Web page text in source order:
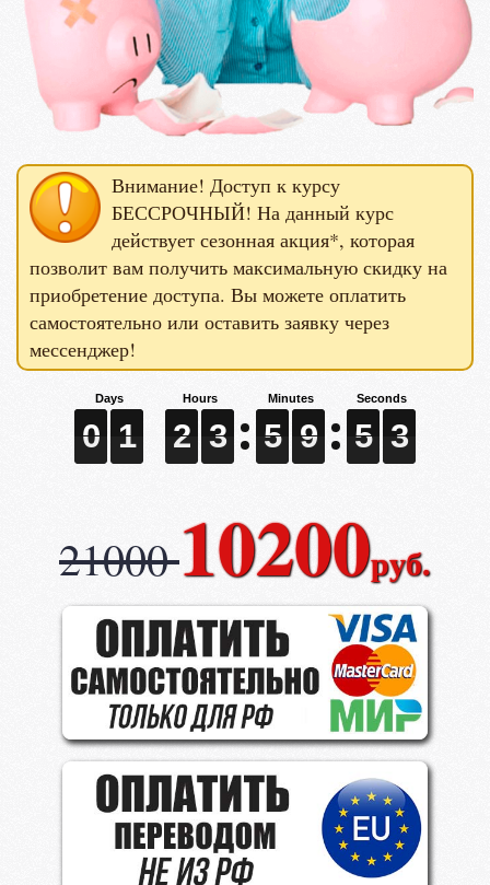
Внимание! Доступ к курсу
БЕССРОЧНЫЙ! На данный курс
действует сезонная акция*, которая
позволит вам получить максимальную скидку на
приобретение доступа. Вы можете оплатить
самостоятельно или оставить заявку через
мессенджер!
0
0
0
0 1
1
1
1 2
2
2
2 3
3
3
3 5
5
5
5 9
9
9
9 5
5
5
5 1
2
1
2
2100010200руб.